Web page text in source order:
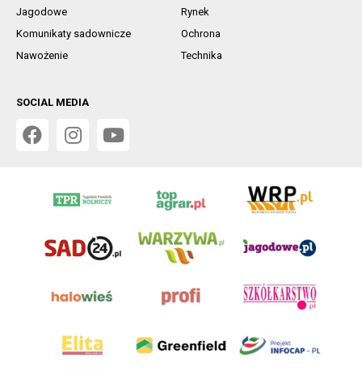
Jagodowe
Rynek
Komunikaty sadownicze
Ochrona
Nawożenie
Technika
SOCIAL MEDIA